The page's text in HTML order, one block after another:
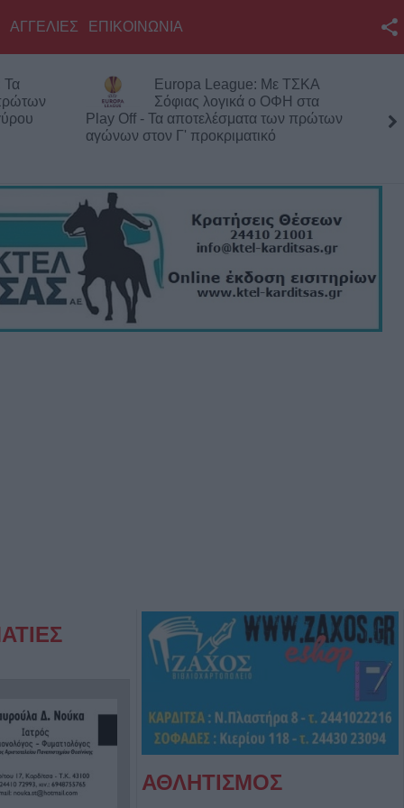
Twitter
YouTube
Επικοινωνία με το
ΑΓΓΕΛΙΕΣ ΕΠΙΚΟΙΝΩΝΙΑ
Τα
Europa League: Με ΤΣΚΑ
Σόφιας λογικά ο ΟΦΗ στα
Play Off - Τα αποτελέσματα των πρώτων
αγώνων στον Γ' προκριματικό
ΑΘΛΗΤΙΣΜΟΣ